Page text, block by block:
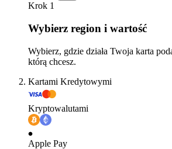
Krok 1
Wybierz region i wartość
Wybierz, gdzie działa Twoja karta
którą chcesz.
Kartami Kredytowymi
Kryptowalutami
Apple Pay